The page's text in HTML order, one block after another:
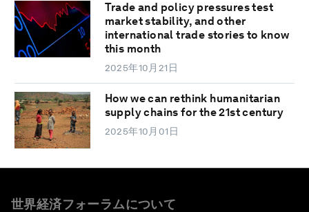
Trade and policy pressures test
market stability, and other
international trade stories to know
this month
2025年10月21日
How we can rethink humanitarian
supply chains for the 21st century
2025年10月01日
世界経済フォーラムについて